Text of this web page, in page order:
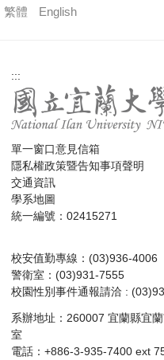
繁體 English
:::
單一窗口意見信箱
隱私權政策暨告知事項聲明
交通資訊
學系地圖
統一編號：02415271
校安值勤專線：(03)936-4006
警衛室：(03)931-7555
校園性別事件通報請洽 :
系辦地址：260007 宜蘭縣宜
室
電話：+886-3-935-7400 ext